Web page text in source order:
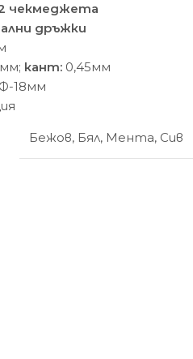
чекмеджета
дръжки
кант: 0,45мм
18мм
Бежов, Бял, Мента, Сив